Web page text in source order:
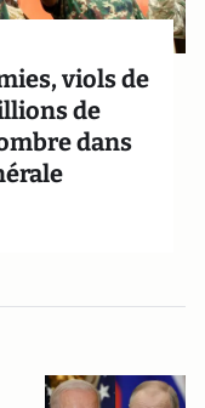
viols de
de
dans